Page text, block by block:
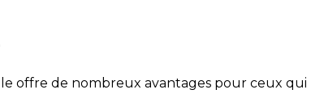
offre de nombreux avantages pour ceux qui